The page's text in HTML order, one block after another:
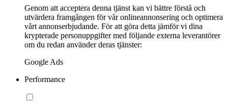
Genom att acceptera denna tjänst kan vi bättre förstå och
utvärdera framgången för vår onlineannonsering och optimera
vårt annonserbjudande. För att göra detta jämför vi dina
krypterade personuppgifter med följande externa leverantörer
om du redan använder deras tjänster:
Google Ads
Performance